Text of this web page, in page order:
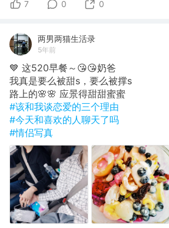
7 0 0
两男两猫生活录
5年前
💙 这520早餐～😘😘奶爸
我真是要么被甜s，要么被撑s
路上的🌸🌸 应景得甜甜蜜蜜
#该和我谈恋爱的三个理由
#今天和喜欢的人聊天了吗
#情侣写真